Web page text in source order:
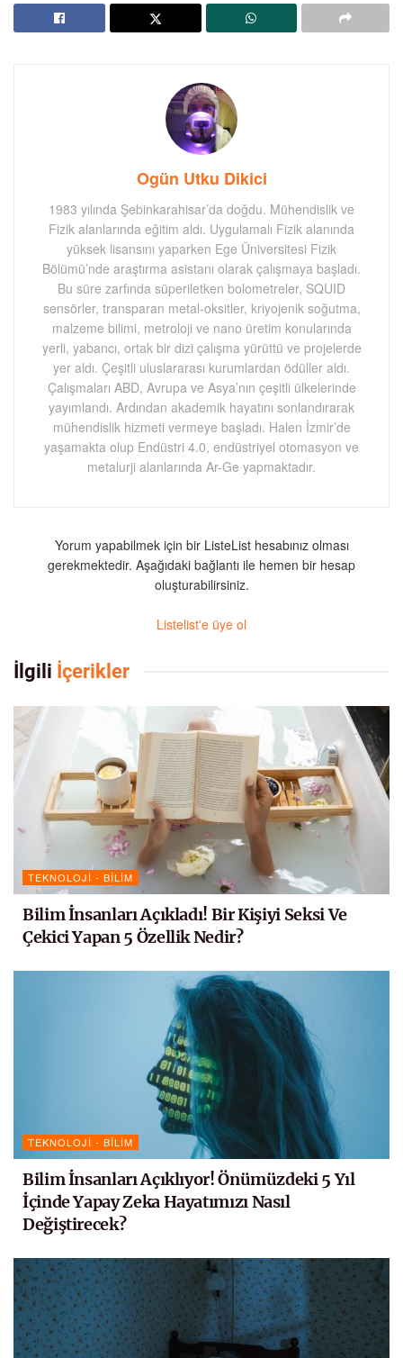
Ogün Utku Dikici
1983 yılında Şebinkarahisar’da doğdu. Mühendislik ve
Fizik alanlarında eğitim aldı. Uygulamalı Fizik alanında
yüksek lisansını yaparken Ege Üniversitesi Fizik
Bölümü’nde araştırma asistanı olarak çalışmaya başladı.
Bu süre zarfında süperiletken bolometreler, SQUID
sensörler, transparan metal-oksitler, kriyojenik soğutma,
malzeme bilimi, metroloji ve nano üretim konularında
yerli, yabancı, ortak bir dizi çalışma yürüttü ve projelerde
yer aldı. Çeşitli uluslararası kurumlardan ödüller aldı.
Çalışmaları ABD, Avrupa ve Asya’nın çeşitli ülkelerinde
yayımlandı. Ardından akademik hayatını sonlandırarak
mühendislik hizmeti vermeye başladı. Halen İzmir’de
yaşamakta olup Endüstri 4.0, endüstriyel otomasyon ve
metalurji alanlarında Ar-Ge yapmaktadır.
Yorum yapabilmek için bir ListeList hesabınız olması
gerekmektedir. Aşağıdaki bağlantı ile hemen bir hesap
oluşturabilirsiniz.
Listelist'e üye ol
İlgili İçerikler
TEKNOLOJI - BILIM
Bilim İnsanları Açıkladı! Bir Kişiyi Seksi Ve
Çekici Yapan 5 Özellik Nedir?
TEKNOLOJI - BILIM
Bilim İnsanları Açıklıyor! Önümüzdeki 5 Yıl
İçinde Yapay Zeka Hayatımızı Nasıl
Değiştirecek?